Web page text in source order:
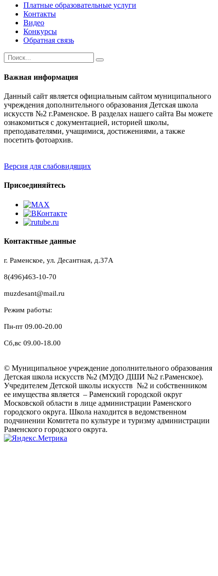
Платные образовательные услуги
Контакты
Видео
Конкурсы
Обратная связь
Важная информация
Данный сайт является официальным сайтом муниципального
учреждения дополнительного образования Детская школа
искусств №2 г.Раменское. В разделах нашего сайта Вы можете
ознакомиться с документацией, историей школы,
преподавателями, учащимися, достижениями, а также
посетить фотоархив.
Версия для слабовидящих
Присоединяйтесь
Контактные данные
г. Раменское, ул. Десантная, д.37A
8(496)463-10-70
muzdesant@mail.ru
Режим работы:
Пн-пт 09.00-20.00
Сб,вс 09.00-18.00
© Муниципальное учреждение дополнительного образования
Детская школа искусств №2 (МУДО ДШИ №2 г.Раменское).
Учредителем Детской школы искусств №2 и собственником
ее имущества является – Раменский городской округ
Московской области в лице администрации Раменского
городского округа. Школа находится в ведомственном
подчинении Комитета по культуре и туризму администрации
Раменского городского округа.